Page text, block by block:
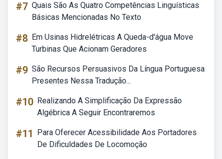
#7 Quais São As Quatro Competências Linguísticas
Básicas Mencionadas No Texto
#8 Em Usinas Hidrelétricas A Queda-d'água Move
Turbinas Que Acionam Geradores
#9 São Recursos Persuasivos Da Língua Portuguesa
Presentes Nessa Tradução...
#10 Realizando A Simplificação Da Expressão
Algébrica A Seguir Encontraremos
#11
Para Oferecer Acessibilidade Aos Portadores
De Dificuldades De Locomoção